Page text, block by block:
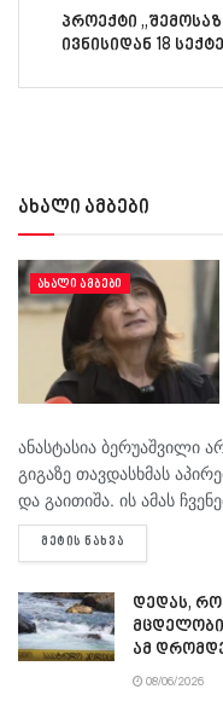
პროექტი
ივნისიდან 18
ახალი ამბები
ᲐᲮᲐᲚᲘ ᲐᲛᲑᲔᲑᲘ
ანასტასია ბერუაშვილი
გიგაზე თავდასხმას
და გაითიშა. ის ამას
ᲛᲔᲢᲘᲡ ᲜᲐᲮᲕᲐ
დედას,
ამ
08/06/2026